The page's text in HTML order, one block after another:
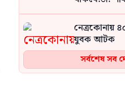
নেত্রকোনায়
যুবক আটক
সর্বশেষ সব